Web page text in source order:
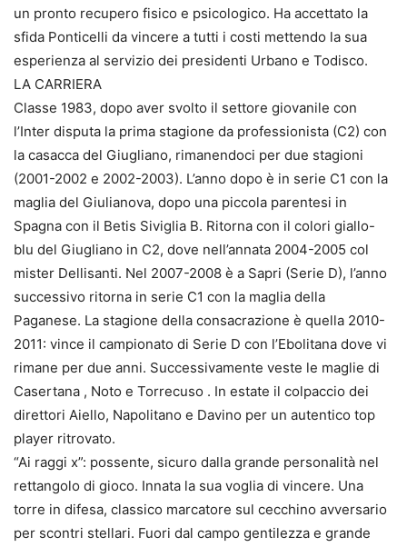
un pronto recupero fisico e psicologico. Ha accettato la
sfida Ponticelli da vincere a tutti i costi mettendo la sua
esperienza al servizio dei presidenti Urbano e Todisco.
LA CARRIERA
Classe 1983, dopo aver svolto il settore giovanile con
l’Inter disputa la prima stagione da professionista (C2) con
la casacca del Giugliano, rimanendoci per due stagioni
(2001-2002 e 2002-2003). L’anno dopo è in serie C1 con la
maglia del Giulianova, dopo una piccola parentesi in
Spagna con il Betis Siviglia B. Ritorna con il colori giallo-
blu del Giugliano in C2, dove nell’annata 2004-2005 col
mister Dellisanti. Nel 2007-2008 è a Sapri (Serie D), l’anno
successivo ritorna in serie C1 con la maglia della
Paganese. La stagione della consacrazione è quella 2010-
2011: vince il campionato di Serie D con l’Ebolitana dove vi
rimane per due anni. Successivamente veste le maglie di
Casertana , Noto e Torrecuso . In estate il colpaccio dei
direttori Aiello, Napolitano e Davino per un autentico top
player ritrovato.
“Ai raggi x”: possente, sicuro dalla grande personalità nel
rettangolo di gioco. Innata la sua voglia di vincere. Una
torre in difesa, classico marcatore sul cecchino avversario
per scontri stellari. Fuori dal campo gentilezza e grande